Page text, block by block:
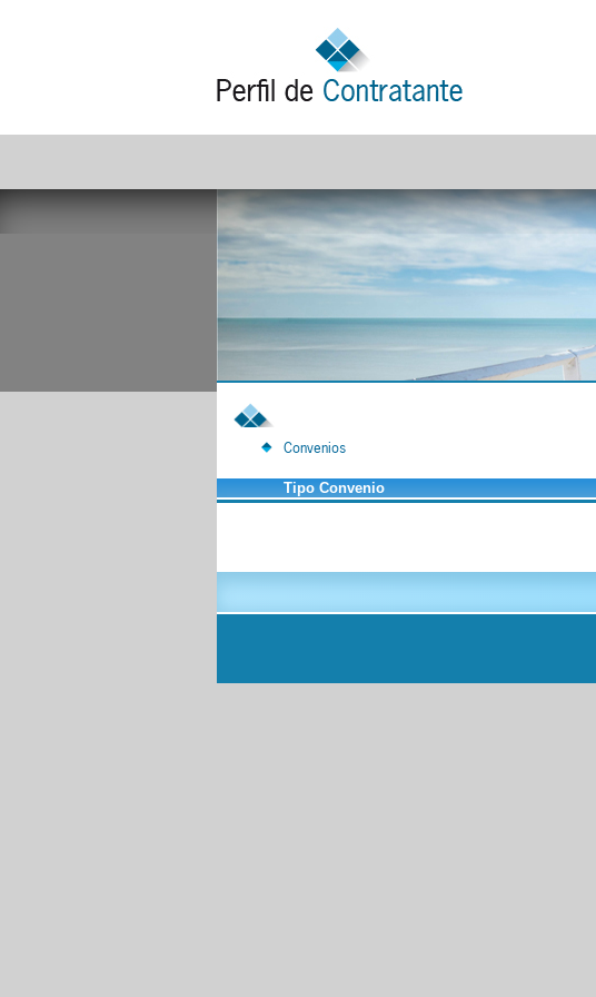
Convenios
Tipo Convenio